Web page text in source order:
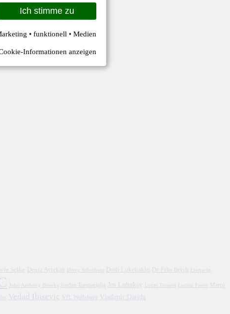
Selke Deniz Aytekin Derry Scherhant Dodi Lukebakio Dr. Felix Brych
Jordan Torunarigha Jos Luhukay
Marco
Vedad Ibisevic VfL Wolfsburg Vladimir Darida
Ich stimme zu
• funktionell • Medien
Informationen anzeigen